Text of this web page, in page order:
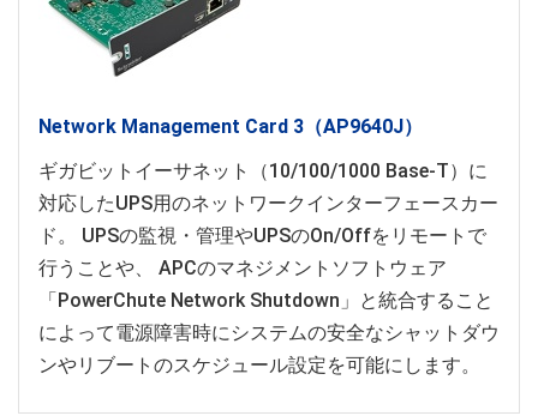
Network Management Card 3（AP9640J）
ギガビットイーサネット（10/100/1000 Base-T）に
対応したUPS用のネットワークインターフェースカー
ド。 UPSの監視・管理やUPSのOn/Offをリモートで
行うことや、 APCのマネジメントソフトウェア
「PowerChute Network Shutdown」と統合すること
によって電源障害時にシステムの安全なシャットダウ
ンやリブートのスケジュール設定を可能にします。